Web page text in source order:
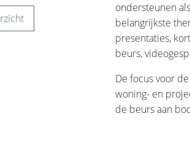
ondersteunen
belangrijkste
presentaties,
beurs,
De focus voor
woning- en
de beurs aan